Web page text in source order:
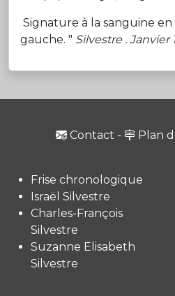
Signature à la sanguine en
gauche. " Silvestre . Janvier
Contact - Plan
Frise chronologique
Israël Silvestre
Charles-François
Silvestre
Suzanne Elisabeth
Silvestre